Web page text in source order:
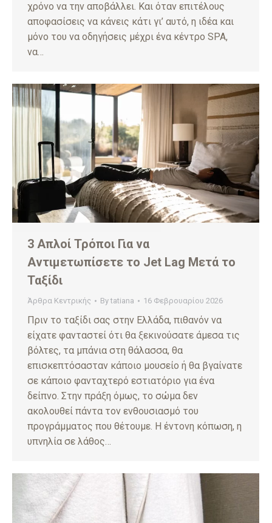
χρόνο να την αποβάλλει. Και όταν επιτέλους
αποφασίσεις να κάνεις κάτι γι’ αυτό, η ιδέα και
μόνο του να οδηγήσεις μέχρι ένα κέντρο SPA,
να…
3 Απλοί Τρόποι Για να
Αντιμετωπίσετε το Jet Lag Μετά το
Ταξίδι
Άρθρα Κεντρικής Bytatiana 16 Φεβρουαρίου 2026
Πριν το ταξίδι σας στην Ελλάδα, πιθανόν να
είχατε φανταστεί ότι θα ξεκινούσατε άμεσα τις
βόλτες, τα μπάνια στη θάλασσα, θα
επισκεπτόσασταν κάποιο μουσείο ή θα βγαίνατε
σε κάποιο φανταχτερό εστιατόριο για ένα
δείπνο. Στην πράξη όμως, το σώμα δεν
ακολουθεί πάντα τον ενθουσιασμό του
προγράμματος που θέτουμε. Η έντονη κόπωση, η
υπνηλία σε λάθος…